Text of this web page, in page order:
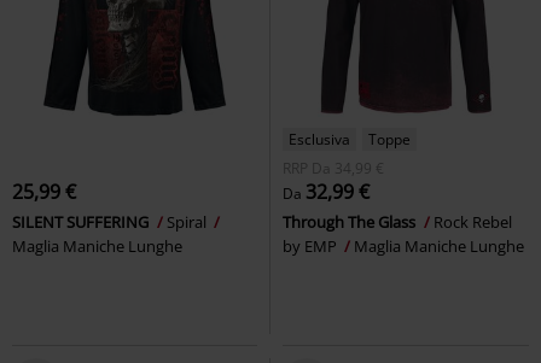
25,99 €
SILENT SUFFERING
Spiral
Maglia Maniche Lunghe
Esclusiva
Toppe
RRP
Da
34,99 €
Da 32,99 €
Through The Glass
Rock Rebel
by EMP
Maglia Maniche Lunghe